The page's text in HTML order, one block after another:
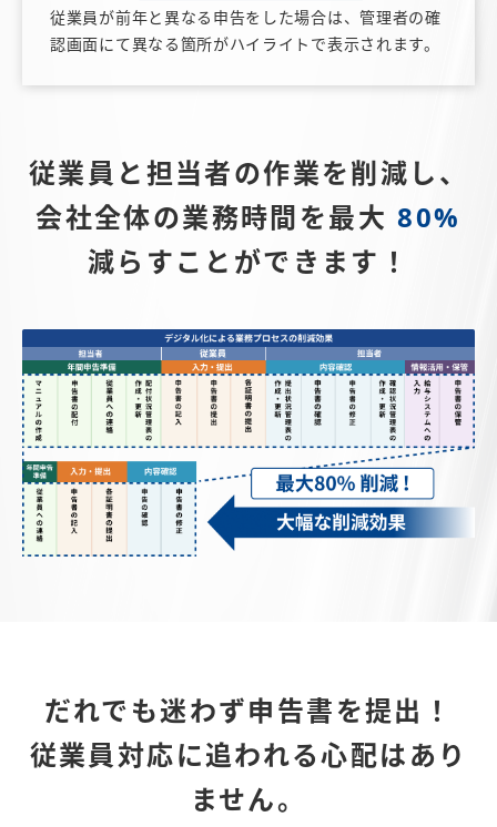
従業員が前年と異なる申告をした場合は、管理者の確
認画面にて異なる箇所がハイライトで表示されます。
従業員と担当者の作業を削減し、
会社全体の業務時間を最大 80%
減らすことができます！
だれでも迷わず申告書を提出！
従業員対応に追われる心配はあり
ません。